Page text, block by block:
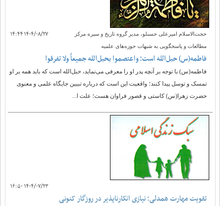
۱۴۰۴/۰۸/۲۷ ۱۴:۴۴ حجت‌الاسلام امیرعلی حسنلو، مدیر گروه تاریخ و سیره مرکز
مطالعات و پاسخگویی به شبهات حوزه‌های علمیه ‏
فاطمه(س) حبل‌الله است؛ واعتصموا بحبل‌الله جمیعاً ولا تفرقوا
فاطمه(س) با توجه بر آنچه پدر او را معرفی می‌نماید، حبل‌الله است که باید همه بر او
تمسک و توسل پیدا کنند؛ واقعیت این است که درباره تبیین جایگاه علمی و معنوی
حضرت زهرا(س) کاستی و قصور فراوان ‏هست؛ علت ا...
۱۴۰۴/۰۷/۲۳ ۱۶:۵۰
تقویت مهارت همدلی؛ نیازی انکارناپذیر در روزگار کنونی